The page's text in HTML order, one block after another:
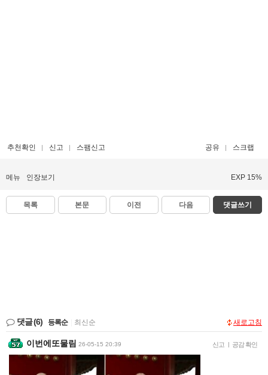
추천확인 신고 스팸신고 공유 스크랩
메뉴 인장보기 EXP 15%
목록 본문 이전 다음 댓글쓰기
댓글(6) 등록순 최신순 새로고침
이번에또물림 26-05-15 20:39 신고 공감 확인